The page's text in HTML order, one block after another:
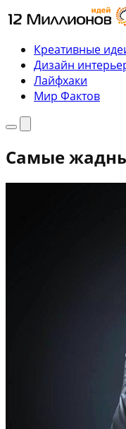
Перейти
к
содержимому
Креативные
Дизайн
Лайфхаки
Мир Фактов
МенюПоиск
Самые